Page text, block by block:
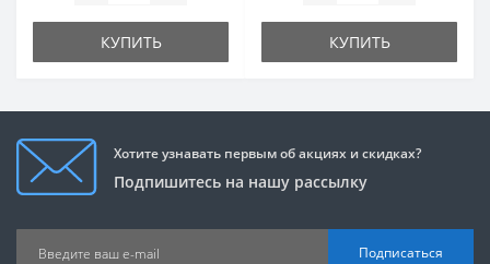
КУПИТЬ КУПИТЬ
Хотите узнавать первым об акциях и скидках?
Подпишитесь на нашу рассылку
Подписаться